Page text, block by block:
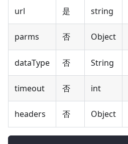
url 是 string
parms 否 Object
dataType 否 String
timeout 否 int
headers 否 Object